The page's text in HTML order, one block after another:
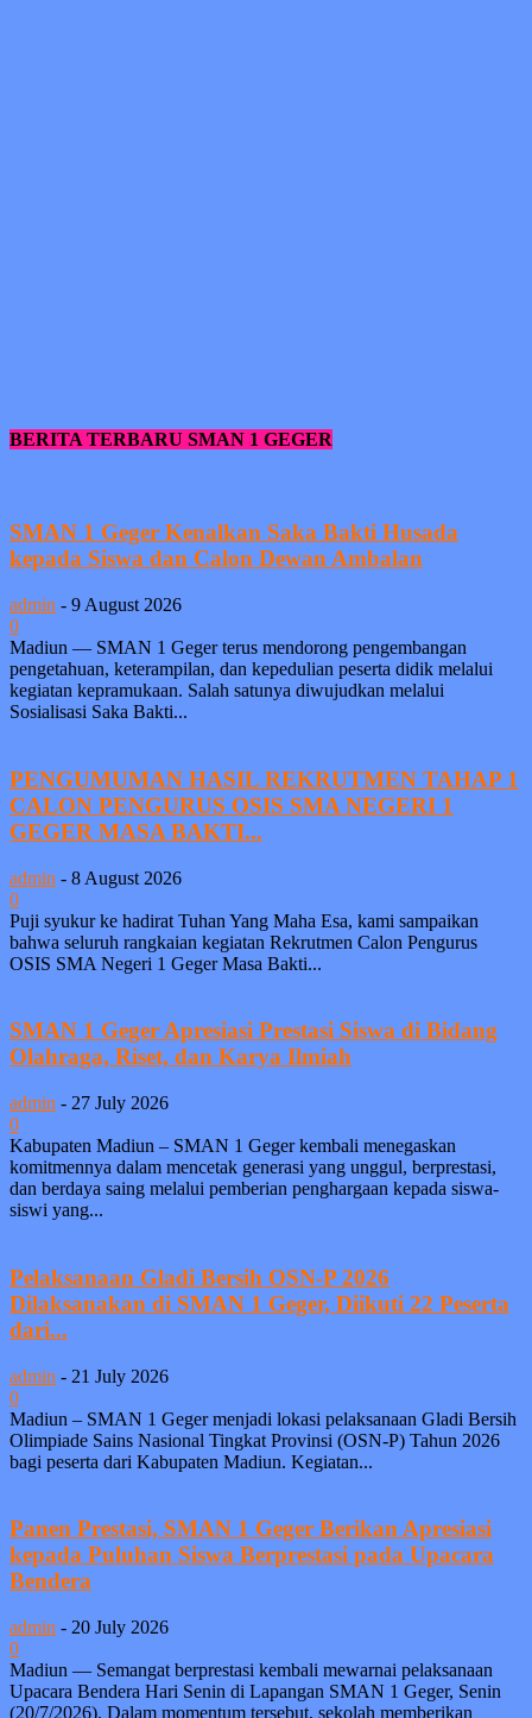
BERITA TERBARU SMAN 1 GEGER
SMAN 1 Geger Kenalkan Saka Bakti Husada
kepada Siswa dan Calon Dewan Ambalan
admin - 9 August 2026
0
Madiun — SMAN 1 Geger terus mendorong pengembangan
pengetahuan, keterampilan, dan kepedulian peserta didik melalui
kegiatan kepramukaan. Salah satunya diwujudkan melalui
Sosialisasi Saka Bakti...
PENGUMUMAN HASIL REKRUTMEN TAHAP 1
CALON PENGURUS OSIS SMA NEGERI 1
GEGER MASA BAKTI...
admin - 8 August 2026
0
Puji syukur ke hadirat Tuhan Yang Maha Esa, kami sampaikan
bahwa seluruh rangkaian kegiatan Rekrutmen Calon Pengurus
OSIS SMA Negeri 1 Geger Masa Bakti...
SMAN 1 Geger Apresiasi Prestasi Siswa di Bidang
Olahraga, Riset, dan Karya Ilmiah
admin - 27 July 2026
0
Kabupaten Madiun – SMAN 1 Geger kembali menegaskan
komitmennya dalam mencetak generasi yang unggul, berprestasi,
dan berdaya saing melalui pemberian penghargaan kepada siswa-
siswi yang...
Pelaksanaan Gladi Bersih OSN-P 2026
Dilaksanakan di SMAN 1 Geger, Diikuti 22 Peserta
dari...
admin - 21 July 2026
0
Madiun – SMAN 1 Geger menjadi lokasi pelaksanaan Gladi Bersih
Olimpiade Sains Nasional Tingkat Provinsi (OSN-P) Tahun 2026
bagi peserta dari Kabupaten Madiun. Kegiatan...
Panen Prestasi, SMAN 1 Geger Berikan Apresiasi
kepada Puluhan Siswa Berprestasi pada Upacara
Bendera
admin - 20 July 2026
0
Madiun — Semangat berprestasi kembali mewarnai pelaksanaan
Upacara Bendera Hari Senin di Lapangan SMAN 1 Geger, Senin
(20/7/2026). Dalam momentum tersebut, sekolah memberikan